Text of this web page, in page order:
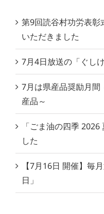
第9回読谷村功労表彰
いただきました
7月4日放送の「ぐし
7月は県産品奨励月間
産品～
「ごま油の四季
した
【7月16日 開催】毎
日」